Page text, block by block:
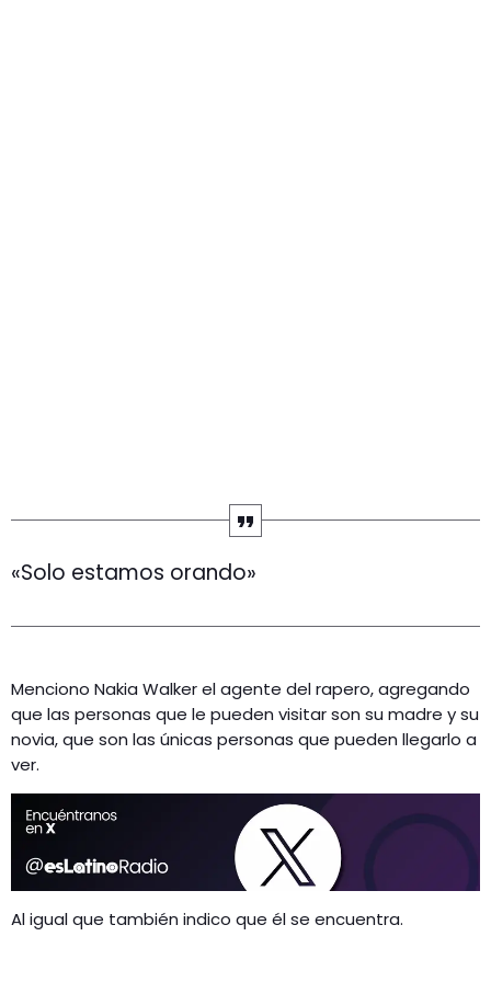
«Solo estamos orando»
Menciono Nakia Walker el agente del rapero, agregando
que las personas que le pueden visitar son su madre y su
novia, que son las únicas personas que pueden llegarlo a
ver.
Al igual que también indico que él se encuentra.